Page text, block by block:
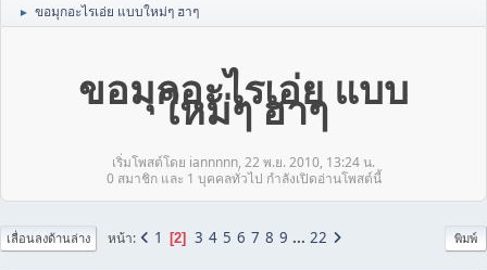
► ขอมุกอะไรเอ่ย แบบใหม่ๆ ฮาๆ
ขอมุกอะไรเอ่ย แบบ
ใหม่ๆ ฮาๆ
เริ่มโพสต์โดย iannnnn, 22 พ.ย. 2010, 13:24 น.
0 สมาชิก และ 1 บุคคลทั่วไป กำลังเปิดอ่านโพสต์นี้
พิมพ์
เลื่อนลงด้านล่าง หน้า 1 2 3 4 5 6 7 8 9 ... 22